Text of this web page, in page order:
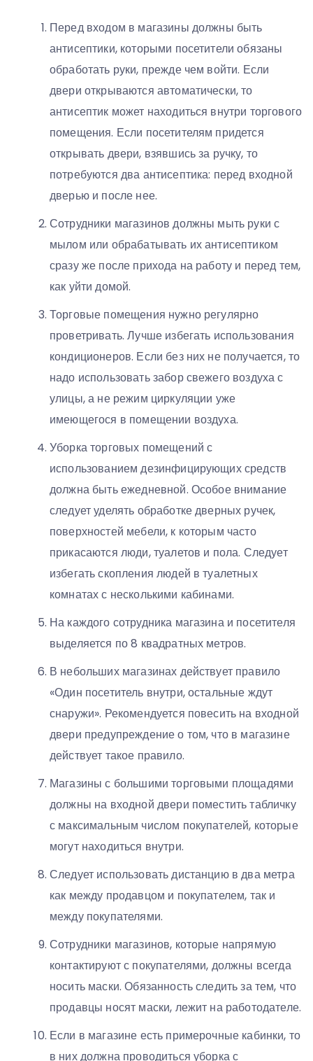
Перед входом в магазины должны быть
антисептики, которыми посетители обязаны
обработать руки, прежде чем войти. Если
двери открываются автоматически, то
антисептик может находиться внутри торгового
помещения. Если посетителям придется
открывать двери, взявшись за ручку, то
потребуются два антисептика: перед входной
дверью и после нее.
Сотрудники магазинов должны мыть руки с
мылом или обрабатывать их антисептиком
сразу же после прихода на работу и перед тем,
как уйти домой.
Торговые помещения нужно регулярно
проветривать. Лучше избегать использования
кондиционеров. Если без них не получается, то
надо использовать забор свежего воздуха с
улицы, а не режим циркуляции уже
имеющегося в помещении воздуха.
Уборка торговых помещений с
использованием дезинфицирующих средств
должна быть ежедневной. Особое внимание
следует уделять обработке дверных ручек,
поверхностей мебели, к которым часто
прикасаются люди, туалетов и пола. Следует
избегать скопления людей в туалетных
комнатах с несколькими кабинами.
На каждого сотрудника магазина и посетителя
выделяется по 8 квадратных метров.
В небольших магазинах действует правило
«Один посетитель внутри, остальные ждут
снаружи». Рекомендуется повесить на входной
двери предупреждение о том, что в магазине
действует такое правило.
Магазины с большими торговыми площадями
должны на входной двери поместить табличку
с максимальным числом покупателей, которые
могут находиться внутри.
Следует использовать дистанцию в два метра
как между продавцом и покупателем, так и
между покупателями.
Сотрудники магазинов, которые напрямую
контактируют с покупателями, должны всегда
носить маски. Обязанность следить за тем, что
продавцы носят маски, лежит на работодателе.
Если в магазине есть примерочные кабинки, то
в них должна проводиться уборка с